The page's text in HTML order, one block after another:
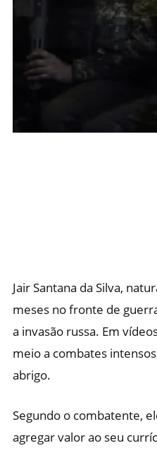
Jair Santana da Silva,
meses no fronte de
a invasão russa. Em
meio a combates
abrigo.
Segundo o combatente,
agregar valor ao seu